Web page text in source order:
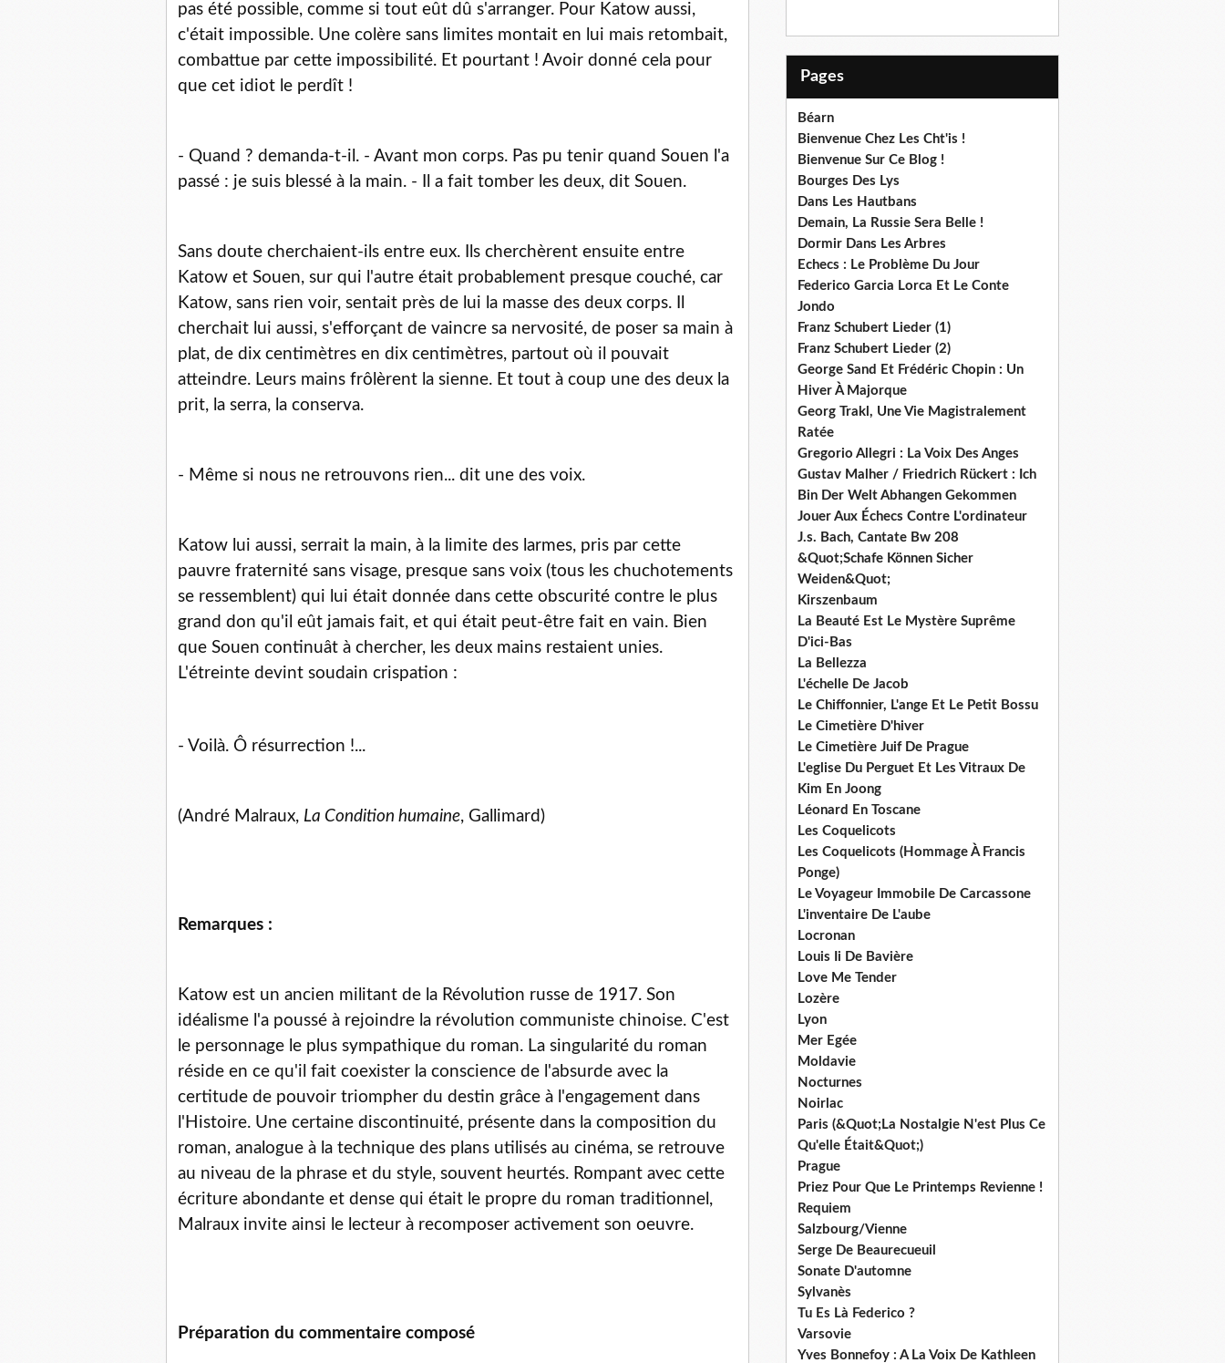
pas été possible, comme si tout eût dû s'arranger. Pour Katow aussi,
c'était impossible. Une colère sans limites montait en lui mais retombait,
combattue par cette impossibilité. Et pourtant ! Avoir donné cela pour
que cet idiot le perdît !
- Quand ? demanda-t-il. - Avant mon corps. Pas pu tenir quand Souen l'a
passé : je suis blessé à la main. - Il a fait tomber les deux, dit Souen.
Sans doute cherchaient-ils entre eux. Ils cherchèrent ensuite entre
Katow et Souen, sur qui l'autre était probablement presque couché, car
Katow, sans rien voir, sentait près de lui la masse des deux corps. Il
cherchait lui aussi, s'efforçant de vaincre sa nervosité, de poser sa main à
plat, de dix centimètres en dix centimètres, partout où il pouvait
atteindre. Leurs mains frôlèrent la sienne. Et tout à coup une des deux la
prit, la serra, la conserva.
- Même si nous ne retrouvons rien... dit une des voix.
Katow lui aussi, serrait la main, à la limite des larmes, pris par cette
pauvre fraternité sans visage, presque sans voix (tous les chuchotements
se ressemblent) qui lui était donnée dans cette obscurité contre le plus
grand don qu'il eût jamais fait, et qui était peut-être fait en vain. Bien
que Souen continuât à chercher, les deux mains restaient unies.
L'étreinte devint soudain crispation :
- Voilà. Ô résurrection !...
(André Malraux, La Condition humaine, Gallimard)
Remarques :
Katow est un ancien militant de la Révolution russe de 1917. Son
idéalisme l'a poussé à rejoindre la révolution communiste chinoise. C'est
le personnage le plus sympathique du roman. La singularité du roman
réside en ce qu'il fait coexister la conscience de l'absurde avec la
certitude de pouvoir triompher du destin grâce à l'engagement dans
l'Histoire. Une certaine discontinuité, présente dans la composition du
roman, analogue à la technique des plans utilisés au cinéma, se retrouve
au niveau de la phrase et du style, souvent heurtés. Rompant avec cette
écriture abondante et dense qui était le propre du roman traditionnel,
Malraux invite ainsi le lecteur à recomposer activement son oeuvre.
Préparation du commentaire composé
Pages
Béarn
Bienvenue Chez Les Cht'is !
Bienvenue Sur Ce Blog !
Bourges Des Lys
Dans Les Hautbans
Demain, La Russie Sera Belle !
Dormir Dans Les Arbres
Echecs : Le Problème Du Jour
Federico Garcia Lorca Et Le Conte
Jondo
Franz Schubert Lieder (1)
Franz Schubert Lieder (2)
George Sand Et Frédéric Chopin : Un
Hiver À Majorque
Georg Trakl, Une Vie Magistralement
Ratée
Gregorio Allegri : La Voix Des Anges
Gustav Malher / Friedrich Rückert : Ich
Bin Der Welt Abhangen Gekommen
Jouer Aux Échecs Contre L'ordinateur
J.s. Bach, Cantate Bw 208
&Quot;Schafe Können Sicher
Weiden&Quot;
Kirszenbaum
La Beauté Est Le Mystère Suprême
D'ici-Bas
La Bellezza
L'échelle De Jacob
Le Chiffonnier, L'ange Et Le Petit Bossu
Le Cimetière D'hiver
Le Cimetière Juif De Prague
L'eglise Du Perguet Et Les Vitraux De
Kim En Joong
Léonard En Toscane
Les Coquelicots
Les Coquelicots (Hommage À Francis
Ponge)
Le Voyageur Immobile De Carcassone
L'inventaire De L'aube
Locronan
Louis Ii De Bavière
Love Me Tender
Lozère
Lyon
Mer Egée
Moldavie
Nocturnes
Noirlac
Paris (&Quot;La Nostalgie N'est Plus Ce
Qu'elle Était&Quot;)
Prague
Priez Pour Que Le Printemps Revienne !
Requiem
Salzbourg/Vienne
Serge De Beaurecueuil
Sonate D'automne
Sylvanès
Tu Es Là Federico ?
Varsovie
Yves Bonnefoy : A La Voix De Kathleen